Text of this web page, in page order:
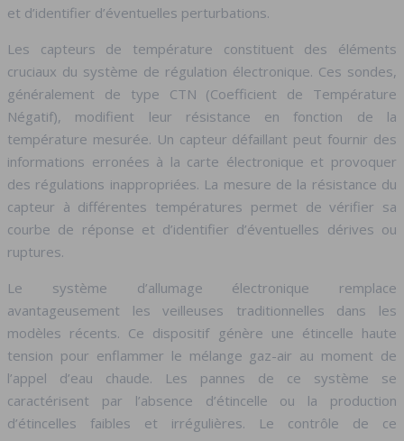
et d’identifier d’éventuelles perturbations.
Les capteurs de température constituent des éléments
cruciaux du système de régulation électronique. Ces sondes,
généralement de type CTN (Coefficient de Température
Négatif), modifient leur résistance en fonction de la
température mesurée. Un capteur défaillant peut fournir des
informations erronées à la carte électronique et provoquer
des régulations inappropriées. La mesure de la résistance du
capteur à différentes températures permet de vérifier sa
courbe de réponse et d’identifier d’éventuelles dérives ou
ruptures.
Le système d’allumage électronique remplace
avantageusement les veilleuses traditionnelles dans les
modèles récents. Ce dispositif génère une étincelle haute
tension pour enflammer le mélange gaz-air au moment de
l’appel d’eau chaude. Les pannes de ce système se
caractérisent par l’absence d’étincelle ou la production
d’étincelles faibles et irrégulières. Le contrôle de ce